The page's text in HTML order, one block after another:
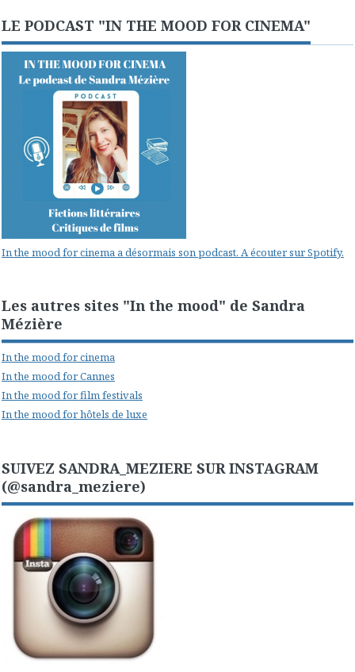
LE PODCAST "IN THE MOOD FOR CINEMA"
In the mood for cinema a désormais son podcast. A écouter sur Spotify.
Les autres sites "In the mood" de Sandra
Mézière
In the mood for cinema
In the mood for Cannes
In the mood for film festivals
In the mood for hôtels de luxe
SUIVEZ SANDRA_MEZIERE SUR INSTAGRAM
(@sandra_meziere)